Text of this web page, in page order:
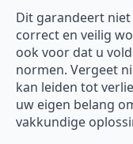
Dit garandeert
correct en veilig
ook voor dat u
normen. Vergeet
kan leiden tot
uw eigen belang
vakkundige